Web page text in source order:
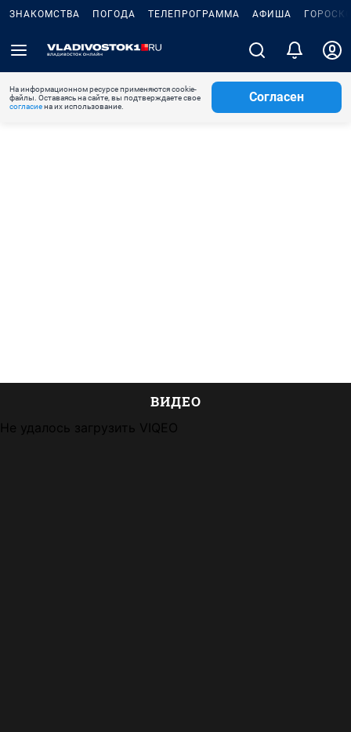
ЗНАКОМСТВА ПОГОДА ТЕЛЕПРОГРАММА АФИША
На информационном ресурсе применяются cookie-
файлы. Оставаясь на сайте, вы подтверждаете свое
согласиена их использование.
Согласен
ВИДЕО
Не удалось загрузить VIQEO